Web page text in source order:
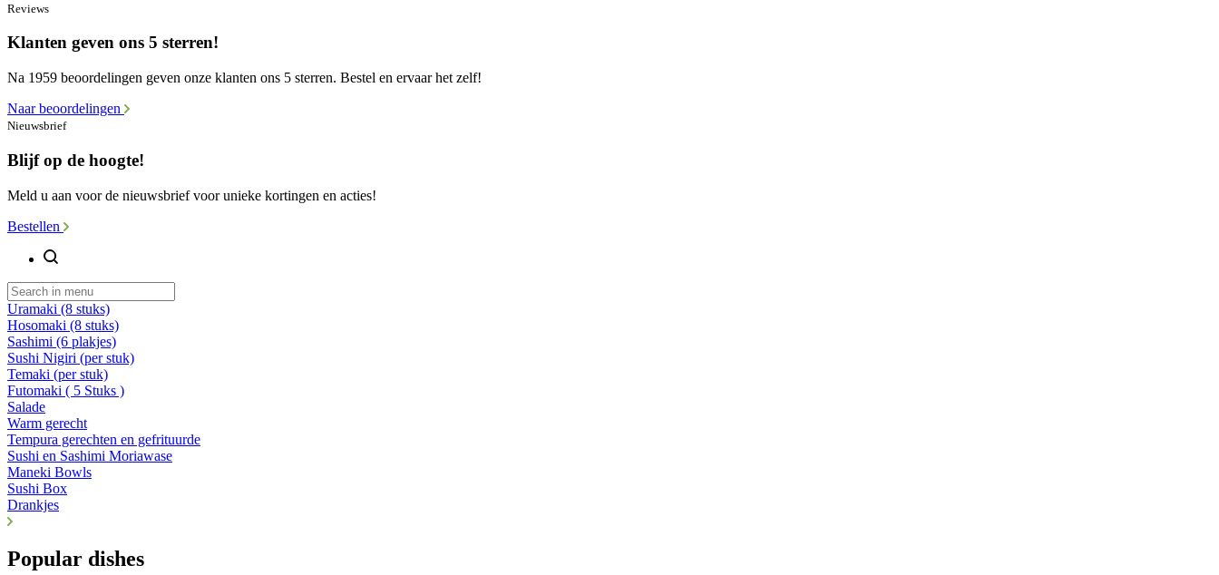
Reviews
Klanten geven ons 5 sterren!
Na 1959 beoordelingen geven onze klanten ons 5 sterren. Bestel en ervaar het zelf!
Naar beoordelingen
Nieuwsbrief
Blijf op de hoogte!
Meld u aan voor de nieuwsbrief voor unieke kortingen en acties!
Bestellen
Uramaki (8 stuks)
Hosomaki (8 stuks)
Sashimi (6 plakjes)
Sushi Nigiri (per stuk)
Temaki (per stuk)
Futomaki ( 5 Stuks )
Salade
Warm gerecht
Tempura gerechten en gefrituurde
Sushi en Sashimi Moriawase
Maneki Bowls
Sushi Box
Drankjes
Popular dishes